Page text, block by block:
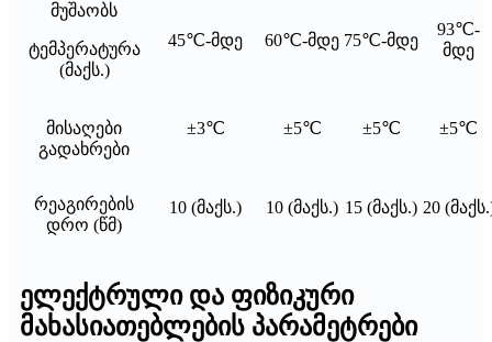
მუშაობს
ტემპერატურა
(მაქს.)
45℃-მდე 60℃-მდე 75℃-მდე
93℃-
მდე
მისაღები
გადახრები
±3℃ ±5℃ ±5℃ ±5℃
რეაგირების
დრო (წმ)
10 (მაქს.) 10 (მაქს.) 15 (მაქს.) 20
ელექტრული და ფიზიკური
მახასიათებლების პარამეტრები